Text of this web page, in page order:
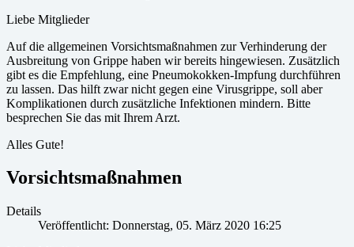
Liebe Mitglieder
Auf die allgemeinen Vorsichtsmaßnahmen zur Verhinderung der
Ausbreitung von Grippe haben wir bereits hingewiesen. Zusätzlich
gibt es die Empfehlung, eine Pneumokokken-Impfung durchführen
zu lassen. Das hilft zwar nicht gegen eine Virusgrippe, soll aber
Komplikationen durch zusätzliche Infektionen mindern. Bitte
besprechen Sie das mit Ihrem Arzt.
Alles Gute!
Vorsichtsmaßnahmen
Details
Veröffentlicht: Donnerstag, 05. März 2020 16:25